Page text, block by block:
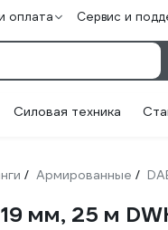
оплата Сервис и
Силовая техника
/ Армированные /
мм, 25 м